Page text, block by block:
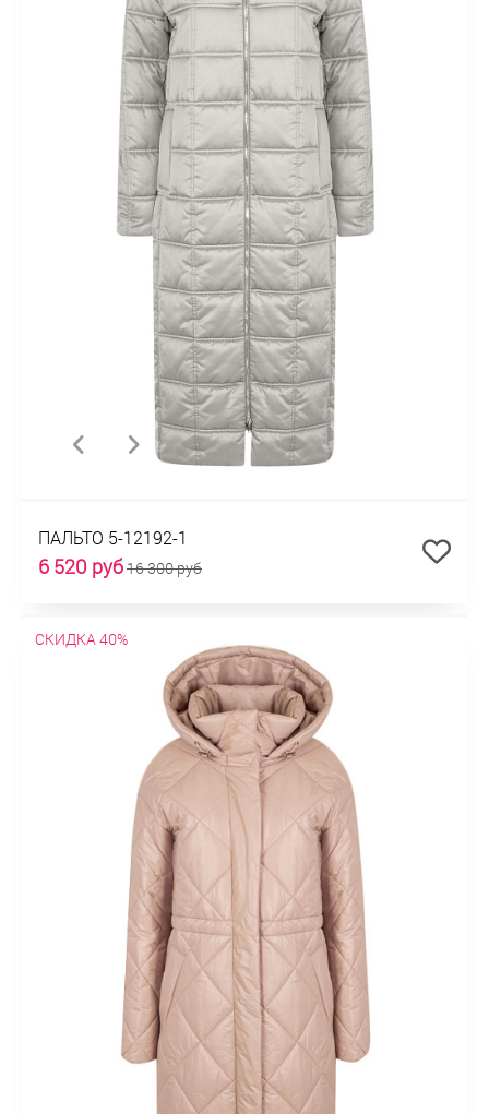
ПАЛЬТО 5-12192-1
6 520 руб16 300 руб
СКИДКА 40%